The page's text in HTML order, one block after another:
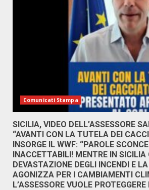
Comunicati Stampa
SICILIA, VIDEO DELL’ASSESSORE
“AVANTI CON LA TUTELA DEI
INSORGE IL WWF: “PAROLE
INACCETTABILI! MENTRE IN
DEVASTAZIONE DEGLI INCENDI E
AGONIZZA PER I CAMBIAMENTI
L’ASSESSORE VUOLE